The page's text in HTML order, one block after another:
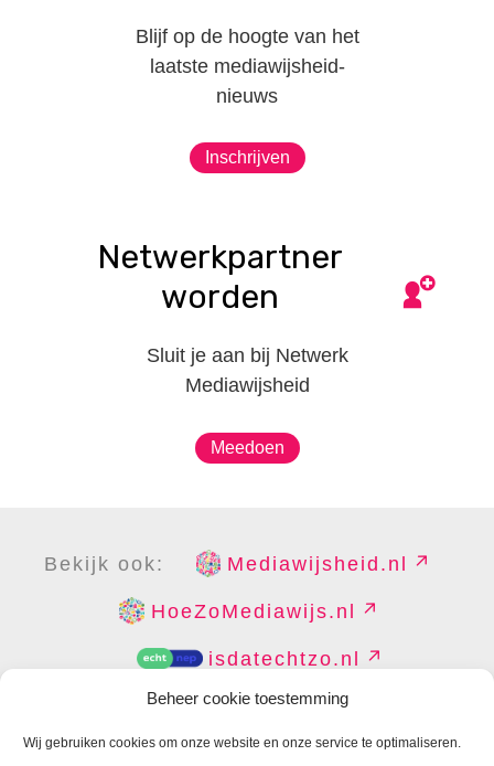
Beheer cookie toestemming
Wij gebruiken cookies om onze website en onze service te optimaliseren.
Blijf op de hoogte van het
laatste mediawijsheid-
nieuws
Inschrijven
Netwerkpartner
worden
Sluit je aan bij Netwerk
Mediawijsheid
Meedoen
Bekijk ook: Mediawijsheid.nl
HoeZoMediawijs.nl
isdatechtzo.nl